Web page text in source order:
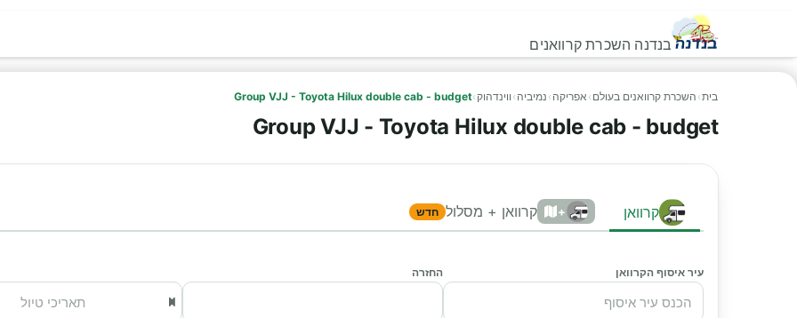
בנדנה השכרת קרוואנים
בית› השכרת קרוואנים בעולם › אפריקה › נמיביה › ווינדהוק›
Group VJJ - Toyota Hilux double cab - budget
Group VJJ - Toyota Hilux double cab - budget
קרוואן + קרוואן + מסלול חדש
עיר איסוף הקרוואן החזרה